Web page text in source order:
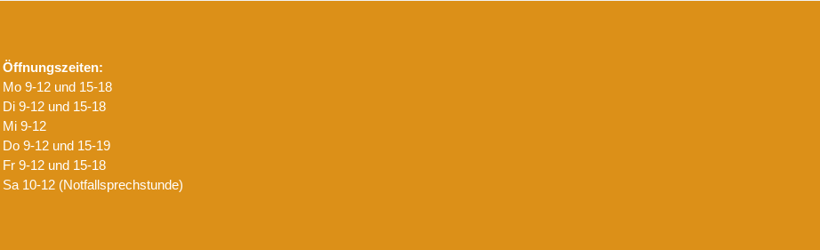
Öffnungszeiten:
Mo 9-12 und 15-18
Di 9-12 und 15-18
Mi 9-12
Do 9-12 und 15-19
Fr 9-12 und 15-18
Sa 10-12 (Notfallsprechstunde)